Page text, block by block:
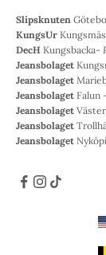
Slipsknuten
KungsUr
DecH Kungsbacka-
Jeansbolaget
Jeansbolaget
Jeansbolaget Falun -
Jeansbolaget
Jeansbolaget
Jeansbolaget